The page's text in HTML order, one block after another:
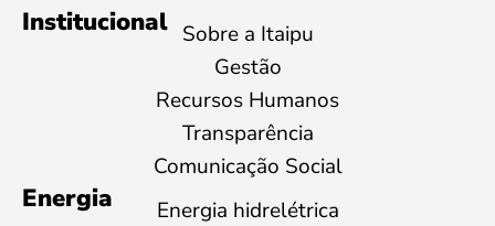
Institucional Sobre a Itaipu
Gestão
Recursos Humanos
Transparência
Comunicação Social
Energia
Energia hidrelétrica